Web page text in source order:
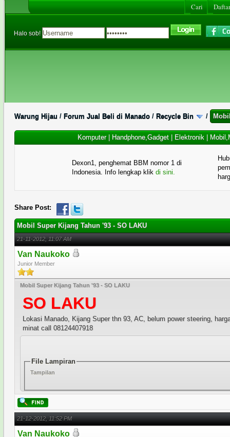
Cari
Halo sob!
Warung Hijau / Forum Jual Beli di Manado / Recycle Bin /
Komputer| Handphone,Gadget| Elektronik|
Dexon1, penghemat BBM nomor 1 di
Indonesia. Info lengkap klik di sini.
Share Post:
Mobil Super Kijang Tahun '93 - SO LAKU
21-11-2012, 11:07 AM
Van Naukoko
Junior Member
Mobil Super Kijang Tahun '93 - SO LAKU
SO LAKU
Lokasi Manado, Kijang Super thn 93, AC, belum power steering,
minat call 08124407918
File Lampiran
Tampilan
21-12-2012, 11:52 PM
Van Naukoko